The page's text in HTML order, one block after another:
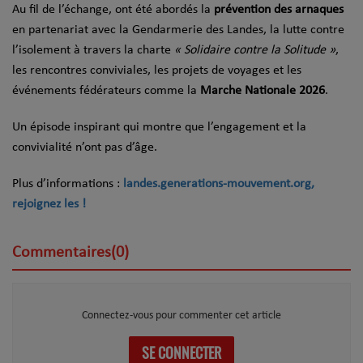
Au fil de l’échange, ont été abordés la prévention des arnaques
en partenariat avec la Gendarmerie des Landes, la lutte contre
l’isolement à travers la charte « Solidaire contre la Solitude »,
les rencontres conviviales, les projets de voyages et les
événements fédérateurs comme la Marche Nationale 2026.
Un épisode inspirant qui montre que l’engagement et la
convivialité n’ont pas d’âge.
Plus d’informations : landes.generations-mouvement.org,
rejoignez les !
Commentaires(0)
Connectez-vous pour commenter cet article
SE CONNECTER